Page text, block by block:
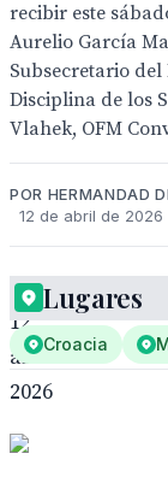
recibir este
Aurelio García
Subsecretario
Disciplina de los
Vlahek, OFM
POR HERMANDAD
12 de abril de
12
abril
2026
Lugares
Croacia